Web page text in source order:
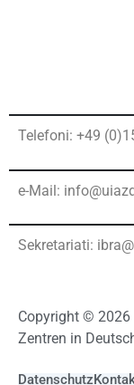
Telefoni: +49
e-Mail:
Sekretariati:
Copyright © 2026
Zentren in
Datenschutz